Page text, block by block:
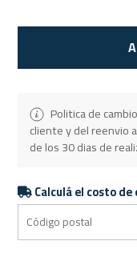
Politica de
cliente y del reenvio
de los 30 dias de
Calculá el costo de